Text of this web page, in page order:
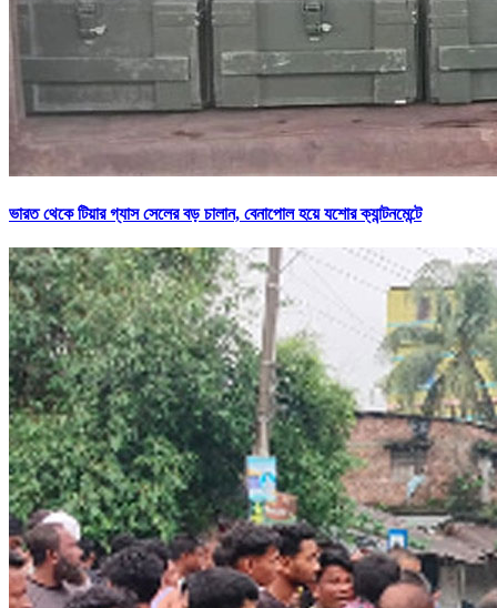
ভারত থেকে টিয়ার গ্যাস সেলের বড় চালান, বেনাপোল হয়ে যশোর ক্যান্টনমেন্টে